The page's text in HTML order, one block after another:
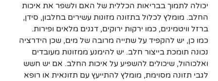
יכולה לתמוך בבריאות הכללית של האם ולשפר את איכות
החלב. מומלץ לכלול בתזונה מזונות עשירים בחלבון, סידן,
ברזל וויטמינים, כמו ירקות ירוקים, דגנים מלאים ופירות.
כמו כן, יש להקפיד על שתייה מרובה של מים, שכן הידרציה
נכונה תומכת בייצור חלב. יש להימנע ממזונות מעובדים
ואלכוהול, שיכולים להשפיע על איכות החלב. אם יש חשש
לגבי תזונה מסוימת, מומלץ להתייעץ עם תזונאית או רופא